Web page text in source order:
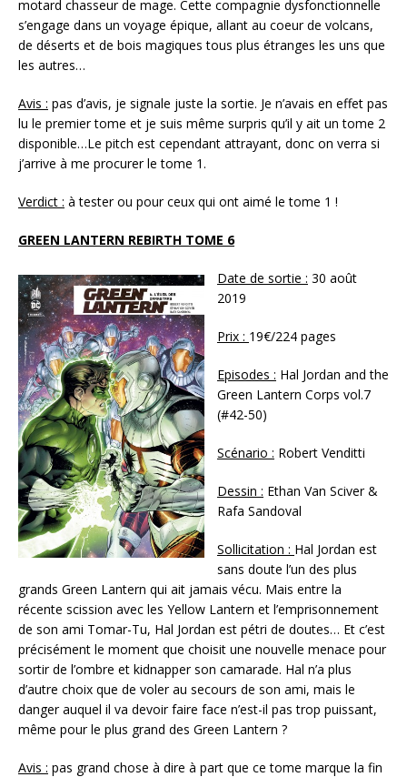
motard chasseur de mage. Cette compagnie dysfonctionnelle
s’engage dans un voyage épique, allant au coeur de volcans,
de déserts et de bois magiques tous plus étranges les uns que
les autres…
Avis : pas d’avis, je signale juste la sortie. Je n’avais en effet pas
lu le premier tome et je suis même surpris qu’il y ait un tome 2
disponible…Le pitch est cependant attrayant, donc on verra si
j’arrive à me procurer le tome 1.
Verdict : à tester ou pour ceux qui ont aimé le tome 1 !
GREEN LANTERN REBIRTH TOME 6
Date de sortie : 30 août
2019
Prix : 19€/224 pages
Episodes : Hal Jordan and the
Green Lantern Corps vol.7
(#42-50)
Scénario : Robert Venditti
Dessin : Ethan Van Sciver &
Rafa Sandoval
Sollicitation : Hal Jordan est
sans doute l’un des plus
grands Green Lantern qui ait jamais vécu. Mais entre la
récente scission avec les Yellow Lantern et l’emprisonnement
de son ami Tomar-Tu, Hal Jordan est pétri de doutes… Et c’est
précisément le moment que choisit une nouvelle menace pour
sortir de l’ombre et kidnapper son camarade. Hal n’a plus
d’autre choix que de voler au secours de son ami, mais le
danger auquel il va devoir faire face n’est-il pas trop puissant,
même pour le plus grand des Green Lantern ?
Avis : pas grand chose à dire à part que ce tome marque la fin